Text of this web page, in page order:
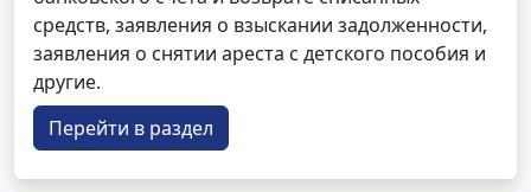
средств, заявления о взыскании задолженности,
заявления о снятии ареста с детского пособия и
другие.
Перейти в раздел